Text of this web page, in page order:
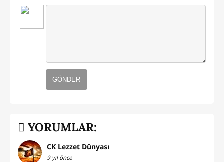
GÖNDER
YORUMLAR:
CK Lezzet Dünyası
9 yıl önce